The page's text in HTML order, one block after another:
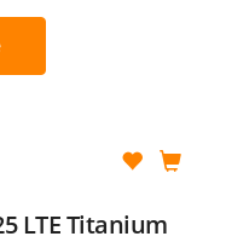
LTE Titanium